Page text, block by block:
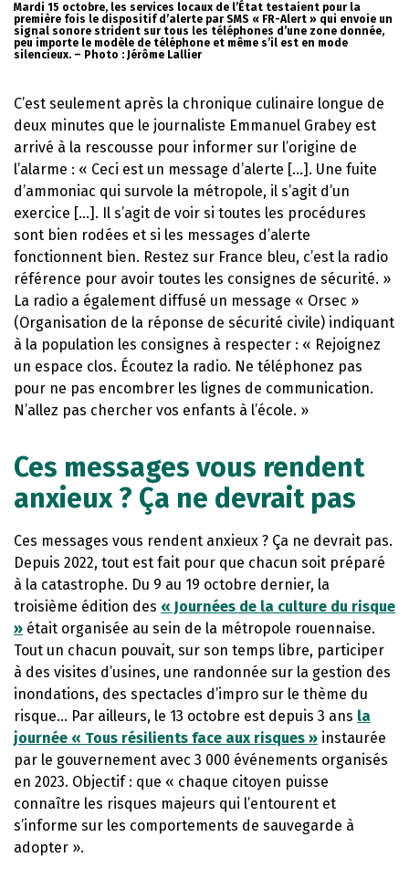
Mardi 15 octobre, les services locaux de l’État testaient pour la
première fois le dispositif d’alerte par SMS « FR-Alert » qui envoie un
signal sonore strident sur tous les téléphones d’une zone donnée,
peu importe le modèle de téléphone et même s’il est en mode
silencieux. – Photo : Jérôme Lallier
C’est seulement après la chronique culinaire longue de
deux minutes que le journaliste Emmanuel Grabey est
arrivé à la rescousse pour informer sur l’origine de
l’alarme : « Ceci est un message d’alerte […]. Une fuite
d’ammoniac qui survole la métropole, il s’agit d’un
exercice […]. Il s’agit de voir si toutes les procédures
sont bien rodées et si les messages d’alerte
fonctionnent bien. Restez sur France bleu, c’est la radio
référence pour avoir toutes les consignes de sécurité. »
La radio a également diffusé un message « Orsec »
(Organisation de la réponse de sécurité civile) indiquant
à la population les consignes à respecter : « Rejoignez
un espace clos. Écoutez la radio. Ne téléphonez pas
pour ne pas encombrer les lignes de communication.
N’allez pas chercher vos enfants à l’école. »
Ces messages vous rendent
anxieux ? Ça ne devrait pas
Ces messages vous rendent anxieux ? Ça ne devrait pas.
Depuis 2022, tout est fait pour que chacun soit préparé
à la catastrophe. Du 9 au 19 octobre dernier, la
troisième édition des « Journées de la culture du risque
» était organisée au sein de la métropole rouennaise.
Tout un chacun pouvait, sur son temps libre, participer
à des visites d’usines, une randonnée sur la gestion des
inondations, des spectacles d’impro sur le thème du
risque… Par ailleurs, le 13 octobre est depuis 3 ans la
journée « Tous résilients face aux risques » instaurée
par le gouvernement avec 3 000 événements organisés
en 2023. Objectif : que « chaque citoyen puisse
connaître les risques majeurs qui l’entourent et
s’informe sur les comportements de sauvegarde à
adopter ».